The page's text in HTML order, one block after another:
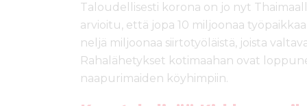
Taloudellisesti korona on jo nyt
arvioitu, että jopa 10 miljoonaa
neljä miljoonaa siirtotyöläistä, joista
Rahalähetykset kotimaahan ovat
naapurimaiden köyhimpiin.